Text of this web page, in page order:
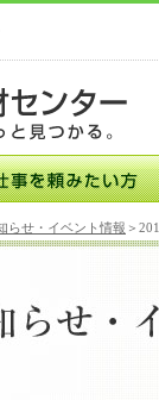
らせ・イベント情報 ＞